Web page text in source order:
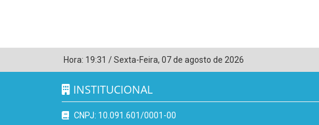
Hora: 19:31 /Sexta-Feira, 07 de agosto de 2026
INSTITUCIONAL
CNPJ: 10.091.601/0001-00